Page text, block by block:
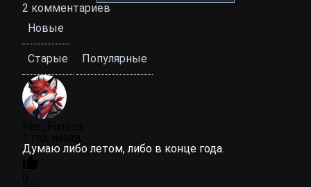
2 комментариев
Новые
Старые Популярные
Думаю либо летом, либо в конце года.